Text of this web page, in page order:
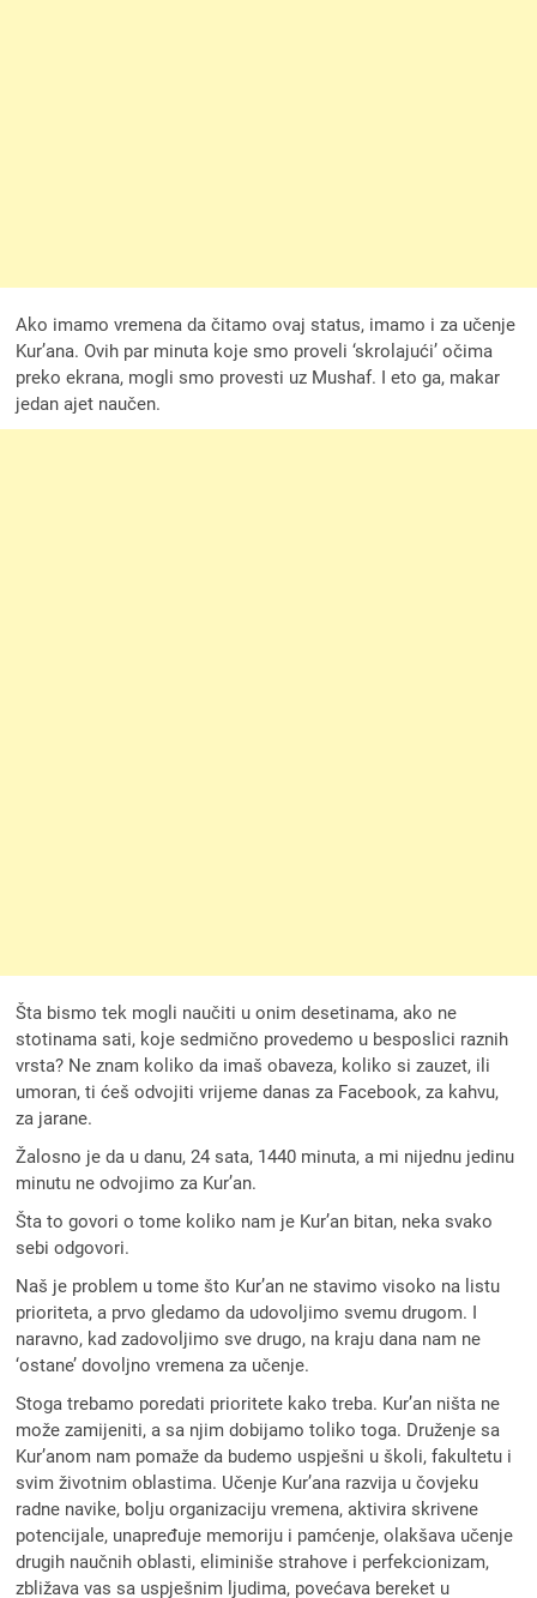
Ako imamo vremena da čitamo ovaj status, imamo i za učenje
Kur’ana. Ovih par minuta koje smo proveli ‘skrolajući’ očima
preko ekrana, mogli smo provesti uz Mushaf. I eto ga, makar
jedan ajet naučen.
Šta bismo tek mogli naučiti u onim desetinama, ako ne
stotinama sati, koje sedmično provedemo u besposlici raznih
vrsta? Ne znam koliko da imaš obaveza, koliko si zauzet, ili
umoran, ti ćeš odvojiti vrijeme danas za Facebook, za kahvu,
za jarane.
Žalosno je da u danu, 24 sata, 1440 minuta, a mi nijednu jedinu
minutu ne odvojimo za Kur’an.
Šta to govori o tome koliko nam je Kur’an bitan, neka svako
sebi odgovori.
Naš je problem u tome što Kur’an ne stavimo visoko na listu
prioriteta, a prvo gledamo da udovoljimo svemu drugom. I
naravno, kad zadovoljimo sve drugo, na kraju dana nam ne
‘ostane’ dovoljno vremena za učenje.
Stoga trebamo poredati prioritete kako treba. Kur’an ništa ne
može zamijeniti, a sa njim dobijamo toliko toga. Druženje sa
Kur’anom nam pomaže da budemo uspješni u školi, fakultetu i
svim životnim oblastima. Učenje Kur’ana razvija u čovjeku
radne navike, bolju organizaciju vremena, aktivira skrivene
potencijale, unapređuje memoriju i pamćenje, olakšava učenje
drugih naučnih oblasti, eliminiše strahove i perfekcionizam,
zbližava vas sa uspješnim ljudima, povećava bereket u